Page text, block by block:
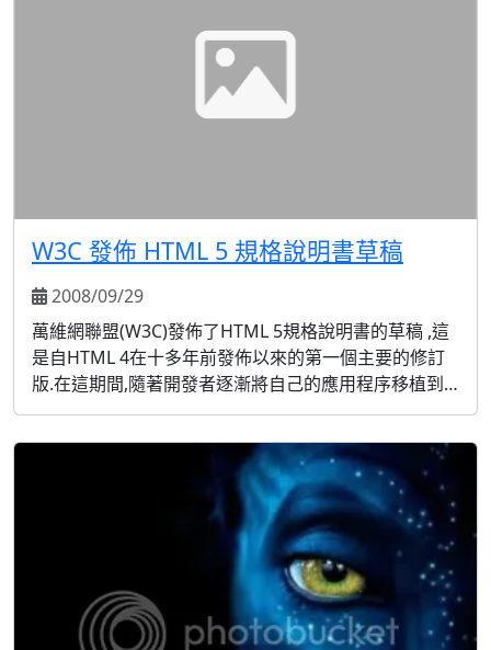
W3C 發佈 HTML 5 規格說明書草稿
2008/09/29
萬維網聯盟(W3C)發佈了HTML 5規格說明書的草稿 ,這
是自HTML 4在十多年前發佈以來的第一個主要的修訂
版.在這期間,隨著開發者逐漸將自己的應用程序移植到
Web之上,它已經從一個主要的靜態媒體發展為互動的應
用程 序,具有豐富的媒體內容.HTML 5的目的就是要反映